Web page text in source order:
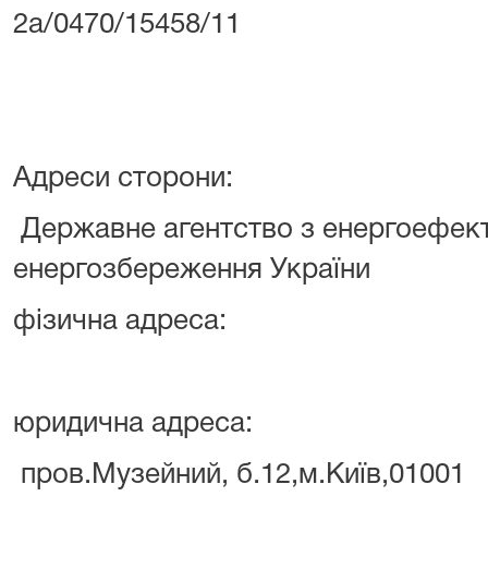
2а/0470/15458/11
Адреси сторони:
Державне агентство з
енергозбереження України
фізична адреса:
юридична адреса:
пров.Музейний, б.12,м.Київ,01001